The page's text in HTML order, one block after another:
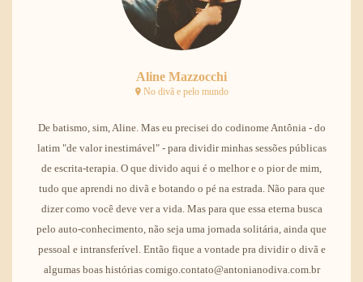
Aline Mazzocchi
No divã e pelo mundo
De batismo, sim, Aline. Mas eu precisei do codinome Antônia - do
latim "de valor inestimável" - para dividir minhas sessões públicas
de escrita-terapia. O que divido aqui é o melhor e o pior de mim,
tudo que aprendi no divã e botando o pé na estrada. Não para que
dizer como você deve ver a vida. Mas para que essa eterna busca
pelo auto-conhecimento, não seja uma jornada solitária, ainda que
pessoal e intransferível. Então fique a vontade pra dividir o divã e
algumas boas histórias comigo.contato@antonianodiva.com.br